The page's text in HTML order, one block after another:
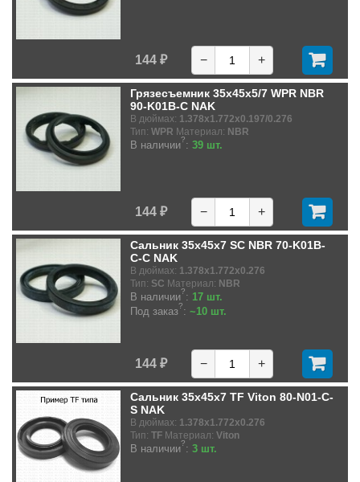
144 ₽ − +
Грязесъемник 35x45x5/7 WPR NBR
90-K01B-C NAK
В дюймах: 1.378x1.772x0.197/0.276
Тип: WPR Материал: NBR
В наличии?: 39 шт.
144 ₽ − +
Сальник 35x45x7 SC NBR 70-K01B-
C-C NAK
В дюймах: 1.378x1.772x0.276
Тип: SC Материал: NBR
В наличии?: 17 шт.
Под заказ?: ~10 шт.
144 ₽ − +
Сальник 35x45x7 TF Viton 80-N01-C-
S NAK
В дюймах: 1.378x1.772x0.276
Тип: TF Материал: Viton
В наличии?: 3 шт.